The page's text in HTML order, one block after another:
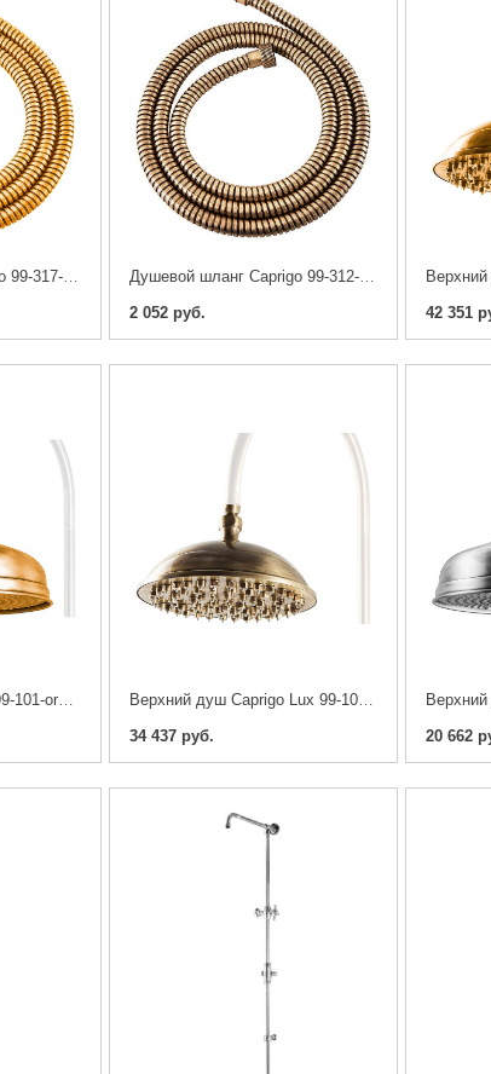
Душевой шланг Caprigo 99-317-oro 170 см
Душевой шланг Caprigo 99-312-vot 120 см
2 052 руб.
42 351
34 437 руб.
20 662